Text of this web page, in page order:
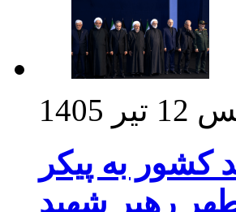
12 تیر 1405
کشور به پیکر
رهبر شهید